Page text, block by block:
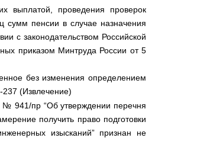
выплатой, проведения проверок
сумм пенсии в случае назначения
с законодательством Российской
приказом Минтруда России от 5
без изменения определением
(Извлечение)
№ 941/пр “Об утверждении перечня
получить право подготовки
изысканий” признан не